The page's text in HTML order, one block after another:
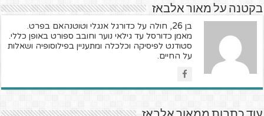
בקטנה על מאור אלבאז
בן 26, חולה על כדורגל אנגלי וטוטנהאם בפרט.
מאמן כדורסל עד גילאי נוער וחובב ספורט באופן כללי.
סטודנט לפיסיקה וכלכלה ומתעניין בפילוסופיה ושאלות
על החיים.